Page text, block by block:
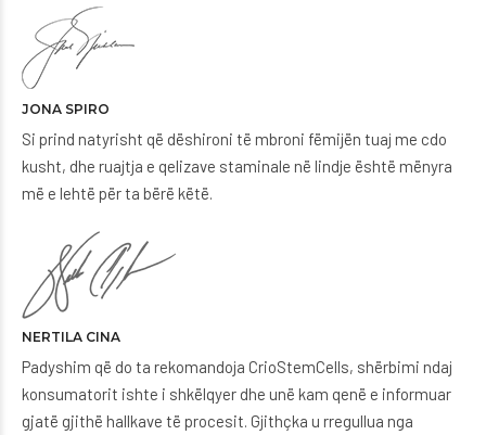
JONA SPIRO
Si prind natyrisht që dëshironi të mbroni fëmijën tuaj me cdo
kusht, dhe ruajtja e qelizave staminale në lindje është mënyra
më e lehtë për ta bërë këtë.
NERTILA CINA
Padyshim që do ta rekomandoja CrioStemCells, shërbimi ndaj
konsumatorit ishte i shkëlqyer dhe unë kam qenë e informuar
gjatë gjithë hallkave të procesit. Gjithçka u rregullua nga